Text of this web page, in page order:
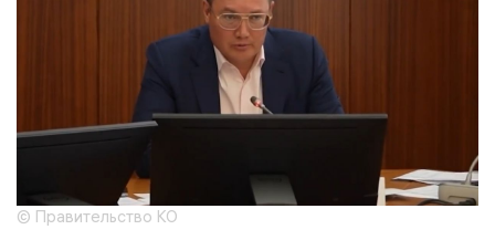
© Правительство КО